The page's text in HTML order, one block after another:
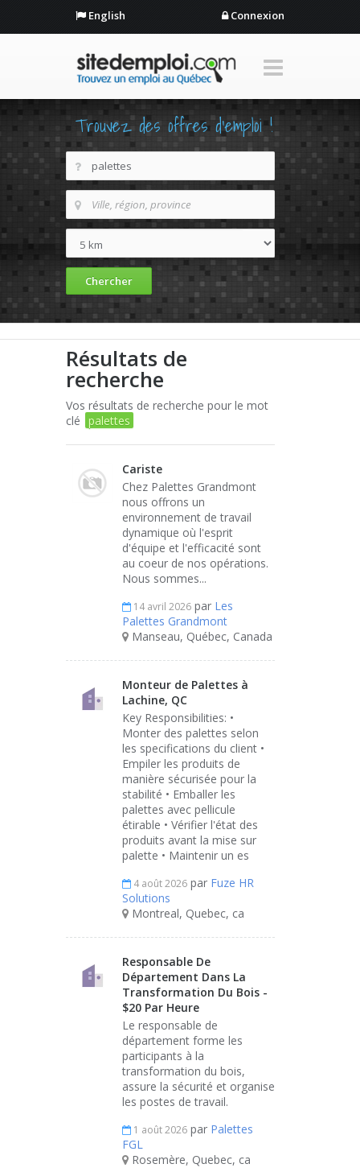
English Connexion
Trouvez des offres d'emploi !
Résultats de
recherche
Vos résultats de recherche pour le mot
clé
palettes
Cariste
Chez Palettes Grandmont
nous offrons un
environnement de travail
dynamique où l'esprit
d'équipe et l'efficacité sont
au coeur de nos opérations.
Nous sommes...
14 avril 2026 par Les
Palettes Grandmont
Manseau, Québec, Canada
Monteur de Palettes à
Lachine, QC
Key Responsibilities: •
Monter des palettes selon
les specifications du client •
Empiler les produits de
manière sécurisée pour la
stabilité • Emballer les
palettes avec pellicule
étirable • Vérifier l'état des
produits avant la mise sur
palette • Maintenir un es
4 août 2026 par Fuze HR
Solutions
Montreal, Quebec, ca
Responsable De
Département Dans La
Transformation Du Bois -
$20 Par Heure
Le responsable de
département forme les
participants à la
transformation du bois,
assure la sécurité et organise
les postes de travail.
1 août 2026 par Palettes
FGL
Rosemère, Quebec, ca